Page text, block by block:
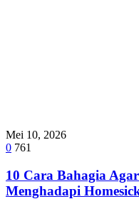
Mei 10, 2026
0 761
10 Cara Bahagia
Menghadapi